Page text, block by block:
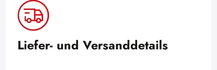
Liefer- und Versanddetails